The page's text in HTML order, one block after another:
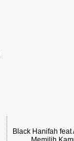
Black Hanifah feat